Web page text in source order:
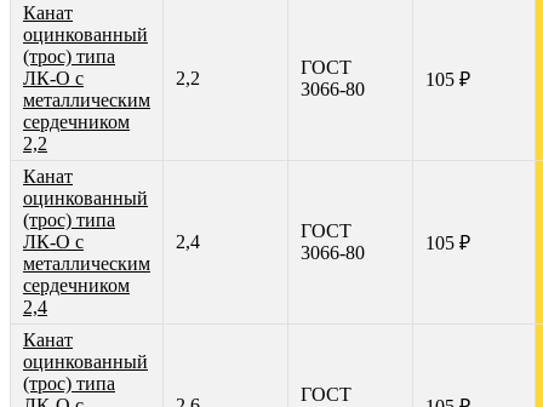
Канат
оцинкованный
(трос) типа
ЛК-О с
металлическим
сердечником
2,2
2,2
ГОСТ
3066-80
105 ₽
Канат
оцинкованный
(трос) типа
ЛК-О с
металлическим
сердечником
2,4
2,4
ГОСТ
3066-80
105 ₽
Канат
оцинкованный
(трос) типа
ГОСТ